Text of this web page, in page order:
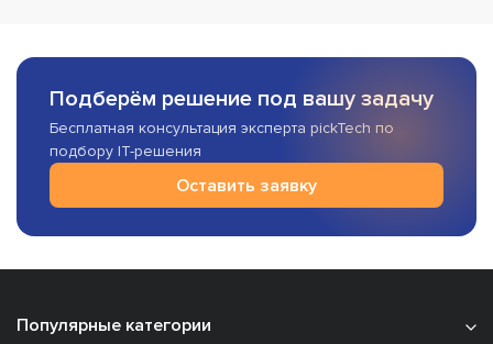
Подберём решение под вашу задачу
Бесплатная консультация эксперта pickTech по
подбору IT-решения
Оставить заявку
Популярные категории